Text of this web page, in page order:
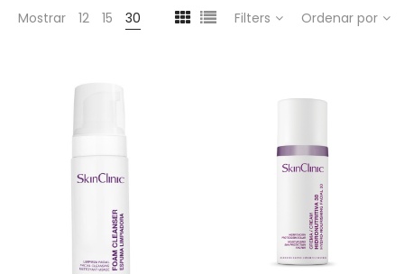
Mostrar 12 15 30 Filters Ordenar por